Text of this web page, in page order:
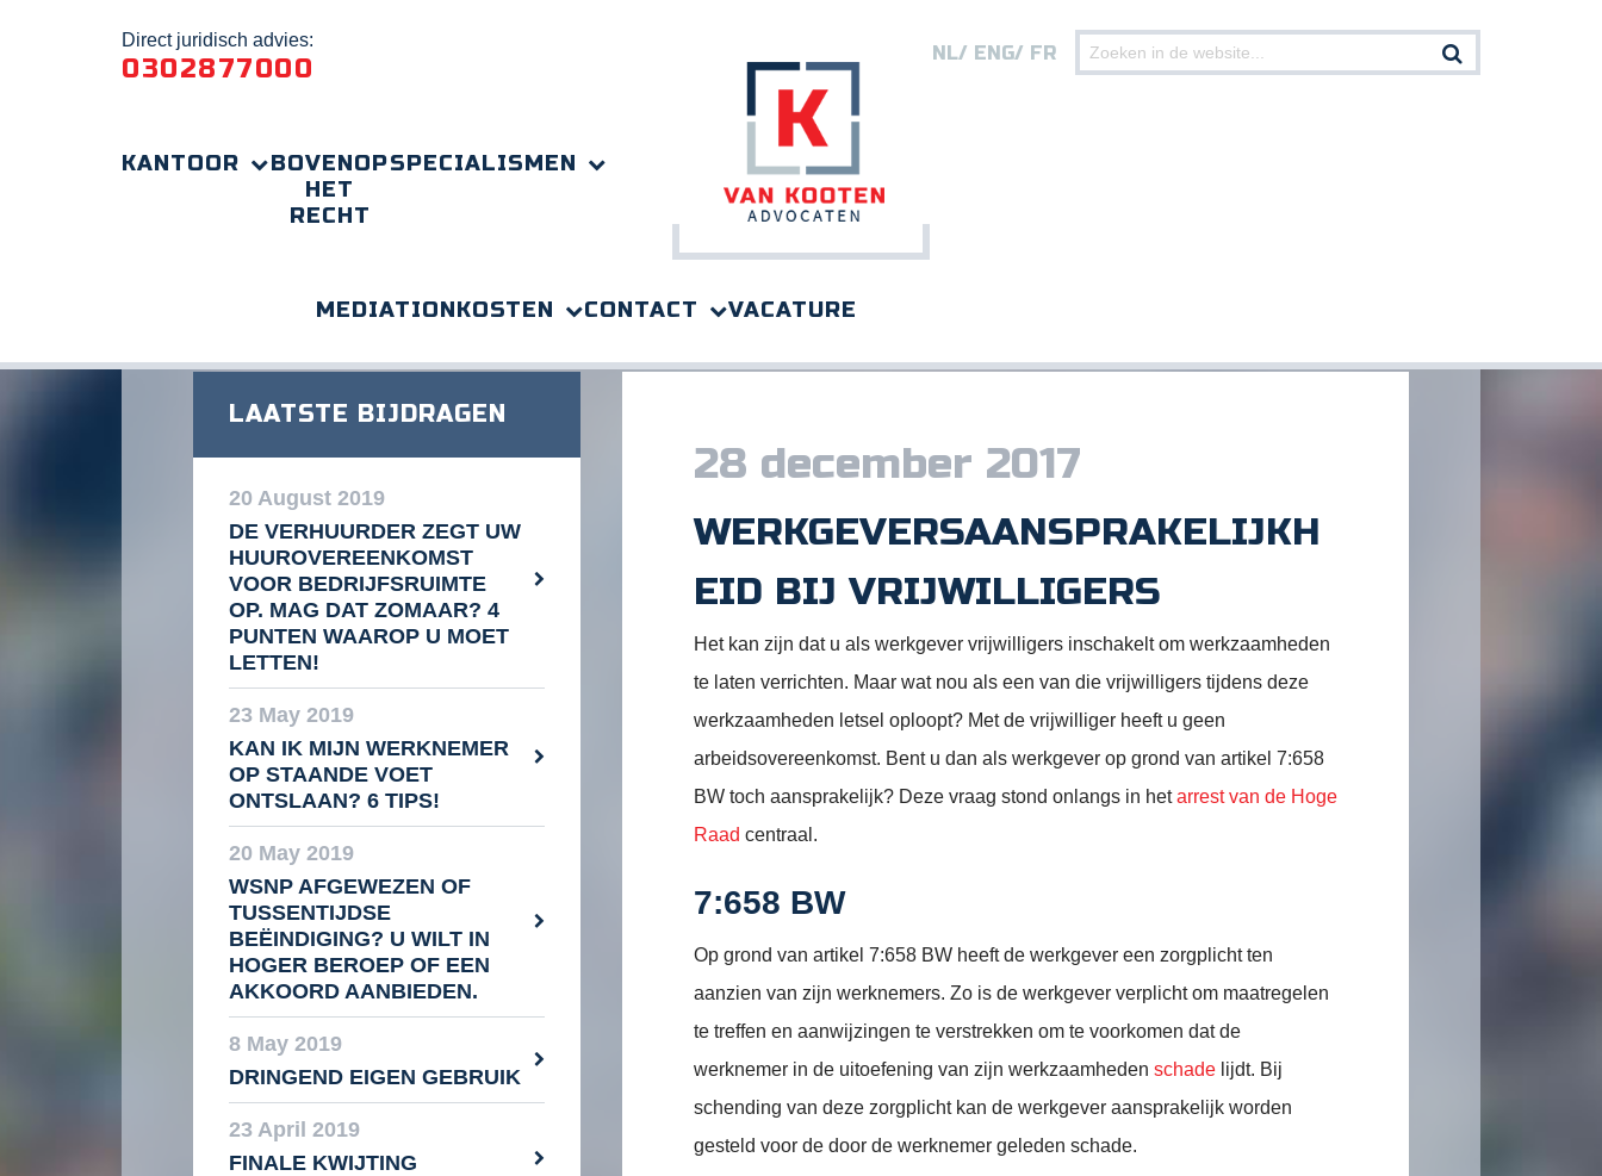
KANTOOR
BOVENOP
HET
RECHT
SPECIALISMEN
MEDIATIONKOSTEN CONTACT VACATURE
Direct juridisch advies:
0302877000
NL ENG FR
28 december 2017
WERKGEVERSAANSPRAKELIJKH
EID BIJ VRIJWILLIGERS
Het kan zijn dat u als werkgever vrijwilligers inschakelt om werkzaamheden
te laten verrichten. Maar wat nou als een van die vrijwilligers tijdens deze
werkzaamheden letsel oploopt? Met de vrijwilliger heeft u geen
arbeidsovereenkomst. Bent u dan als werkgever op grond van artikel 7:658
BW toch aansprakelijk? Deze vraag stond onlangs in hetarrest van de Hoge
Raad centraal.
7:658 BW
Op grond van artikel 7:658 BW heeft de werkgever een zorgplicht ten
aanzien van zijn werknemers. Zo is de werkgever verplicht om maatregelen
te treffen en aanwijzingen te verstrekken om te voorkomen dat de
werknemer in de uitoefening van zijn werkzaamheden schade lijdt. Bij
schending van deze zorgplicht kan de werkgever aansprakelijk worden
gesteld voor de door de werknemer geleden schade.
LAATSTE BIJDRAGEN
20 August 2019
DE VERHUURDER ZEGT UW
HUUROVEREENKOMST
VOOR BEDRIJFSRUIMTE
OP. MAG DAT ZOMAAR? 4
PUNTEN WAAROP U MOET
LETTEN!
23 May 2019
KAN IK MIJN WERKNEMER
OP STAANDE VOET
ONTSLAAN? 6 TIPS!
20 May 2019
WSNP AFGEWEZEN OF
TUSSENTIJDSE
BEËINDIGING? U WILT IN
HOGER BEROEP OF EEN
AKKOORD AANBIEDEN.
8 May 2019
DRINGEND EIGEN GEBRUIK
23 April 2019
FINALE KWIJTING